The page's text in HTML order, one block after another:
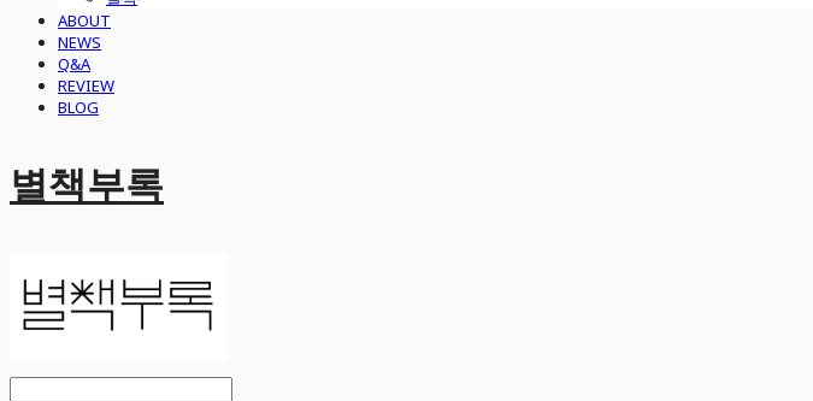
ABOUT
NEWS
Q&A
REVIEW
BLOG
별책부록